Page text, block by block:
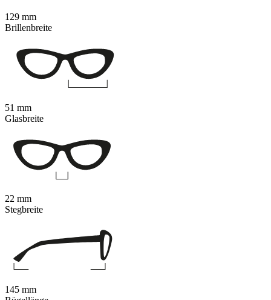
129 mm
Brillenbreite
51 mm
Glasbreite
22 mm
Stegbreite
145 mm